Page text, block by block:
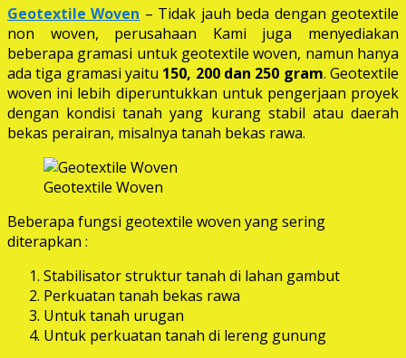
Geotextile Woven – Tidak jauh beda dengan geotextile
non woven, perusahaan Kami juga menyediakan
beberapa gramasi untuk geotextile woven, namun hanya
ada tiga gramasi yaitu 150, 200 dan 250 gram. Geotextile
woven ini lebih diperuntukkan untuk pengerjaan proyek
dengan kondisi tanah yang kurang stabil atau daerah
bekas perairan, misalnya tanah bekas rawa.
Geotextile Woven
Beberapa fungsi geotextile woven yang sering
diterapkan :
Stabilisator struktur tanah di lahan gambut
Perkuatan tanah bekas rawa
Untuk tanah urugan
Untuk perkuatan tanah di lereng gunung